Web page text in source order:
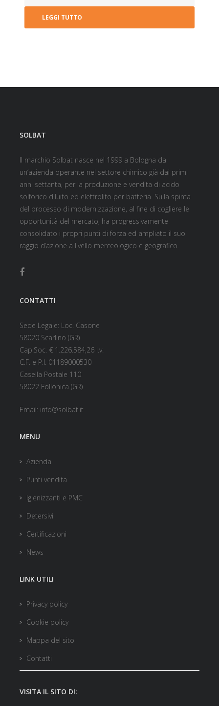
LEGGI TUTTO
SOLBAT
Il marchio Solbat nasce nel 1999 a Bologna da
un’azienda operante nel settore chimico già dai primi
anni settanta, per la produzione e vendita di acido
solforico diluito ed elettrolito per batteria. Sulla spinta
del processo di modernizzazione, al fine di cogliere le
opportunità del mercato, ha progressivamente
consolidato i propri punti di forza ed ampliato il suo
raggio d’azione a livello merceologico e geografico.
CONTATTI
Sede Legale: Loc. Casone
58020 Scarlino (GR)
Cap.Soc. € 1.226.584,26 i.v.
C.F. e P.I. 01189000530
Casella Postale 110
58022 Follonica (GR)
Email: info@solbat.it
MENU
Azienda
Punti vendita
Igienizzanti e PMC
Detersivi
Certificazioni
News
LINK UTILI
Privacy policy
Cookie policy
Mappa del sito
Contatti
VISITA IL SITO DI: